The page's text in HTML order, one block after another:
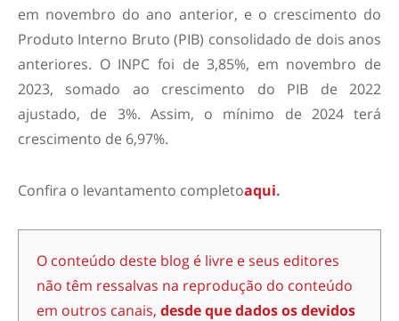
em novembro do ano anterior, e o crescimento do
Produto Interno Bruto (PIB) consolidado de dois anos
anteriores. O INPC foi de 3,85%, em novembro de
2023, somado ao crescimento do PIB de 2022
ajustado, de 3%. Assim, o mínimo de 2024 terá
crescimento de 6,97%.
Confira o levantamento completoaqui.
O conteúdo deste blog é livre e seus editores
não têm ressalvas na reprodução do conteúdo
em outros canais, desde que dados os devidos